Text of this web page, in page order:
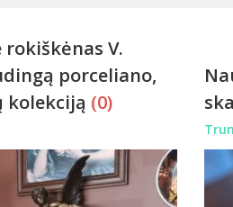
V.
porceliano,
kolekciją (0)